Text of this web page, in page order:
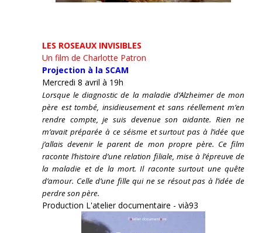
LES ROSEAUX INVISIBLES
Un film de Charlotte Patron
Projection à la SCAM
Mercredi 8 avril à 19h
Lorsque le diagnostic de la maladie d’Alzheimer de mon
père est tombé, insidieusement et sans réellement m’en
rendre compte, je suis devenue son aidante. Rien ne
m’avait préparée à ce séisme et surtout pas à l’idée que
j’allais devenir le parent de mon propre père. Ce film
raconte l’histoire d’une relation filiale, mise à l’épreuve de
la maladie et de la mort. Il raconte surtout une quête
d’amour. Celle d’une fille qui ne se résout pas à l’idée de
perdre son père.
Production L'atelier documentaire - vià93